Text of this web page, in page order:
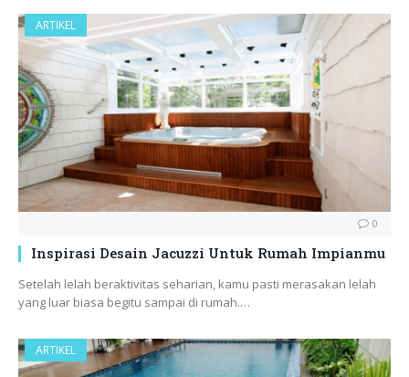
ARTIKEL
0
Inspirasi Desain Jacuzzi Untuk Rumah Impianmu
Setelah lelah beraktivitas seharian, kamu pasti merasakan lelah
yang luar biasa begitu sampai di rumah.…
ARTIKEL